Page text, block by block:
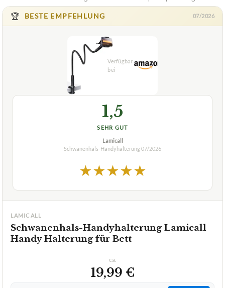
🏆
BESTE EMPFEHLUNG 07/2026
1,5
SEHR GUT
Lamicall
Schwanenhals-Handyhalterung07/2026
★★★★★
LAMICALL
Schwanenhals-Handyhalterung Lamicall
Handy Halterung für Bett
ca.
19,99 €